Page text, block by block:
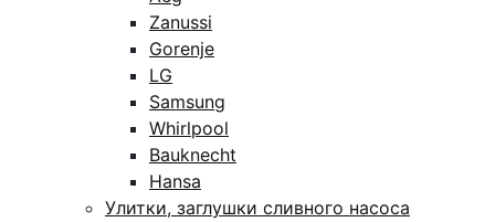
Zanussi
Gorenje
LG
Samsung
Whirlpool
Bauknecht
Hansa
Улитки, заглушки сливного насоса